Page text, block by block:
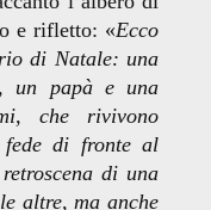
e rifletto: «Ecco
di Natale: una
un papà e una
che rivivono
fede di fronte al
di una
altre, ma anche